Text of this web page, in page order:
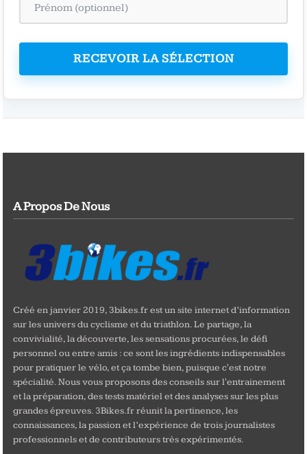
RECEVOIR LA SÉLECTION
A Propos De Nous
Créé en janvier 2019, 3bikes.fr est un site internet d’information
sur les univers du cyclisme et du triathlon. Le partage, la
convivialité, la découverte, les sensations procurées, le défi
personnel ou entre amis : ce sont les ingrédients indispensables
pour pratiquer le vélo, et ça tombe bien, puisque c'est notre
spécialité. Nous vous proposons des conseils sur l'entrainement
et la préparation, des tests matériel et des analyses sur les plus
grandes épreuves. 3Bikes.fr réunit la pertinence, les
connaissances, la passion et l’expérience de trois journalistes
professionnels et de contributeurs très expérimentés.